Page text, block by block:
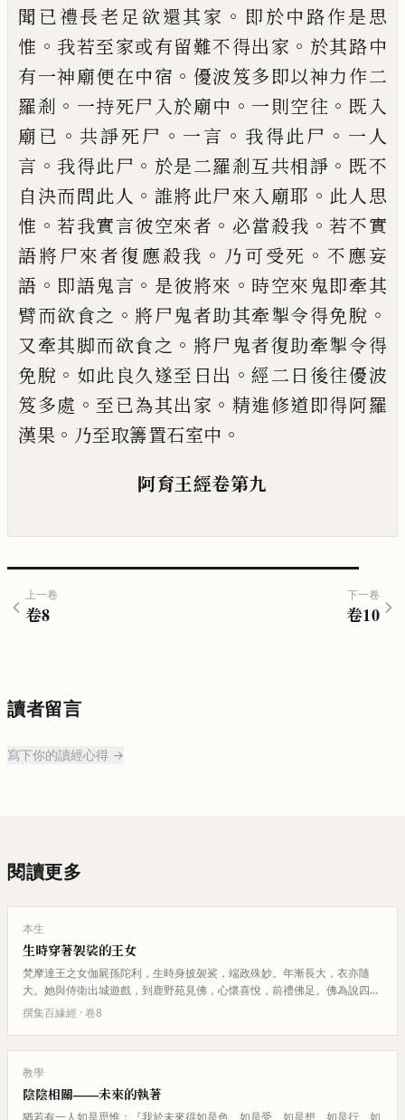
聞已禮長老足欲還其家 。 即於中路作是思
惟 。 我若至家或有留難不得出家 。 於其路中
有一神廟便在中宿 。 優波笈多即以神力作二
羅剎 。 一持死尸入於廟中 。 一則空往 。 既入
廟已 。共諍死尸 。 一言 。 我得此尸 。 一人
言 。 我得此尸 。 於是二羅剎互共相諍 。 既不
自決而問此人 。 誰將此尸來入廟耶 。 此人思
惟 。若我實言彼空來者 。 必當殺我 。若不實
語將尸來者復應殺我 。 乃可受死 。 不應妄
語 。 即語鬼言 。 是彼將來 。 時空來鬼即牽其
臂而欲食之 。 將尸鬼者助其牽掣令得免脫 。
又牽其脚而欲食之 。 將尸鬼者復助牽掣令得
免脫 。 如此良久遂至日出 。 經二日後往優波
笈多處 。 至已為其出家 。 精進修道即得阿羅
漢果 。 乃至取籌置石室中 。
阿育王經卷第九
上一卷
卷8
下一卷
卷10
讀者留言
寫下你的讀經心得 →
閱讀更多
本生
生時穿著袈裟的王女
梵摩達王之女伽屍孫陀利，生時身披袈裟，端政殊妙。年漸長大，衣亦隨
大。她與侍衛出城遊戲，到鹿野苑見佛，心懷喜悅，前禮佛足。佛為說四諦
法，得須陀洹果。她懇求父王聽她…
撰集百緣經 · 卷8
教學
陰陰相關——未來的執著
猶若有一人如是思惟：『我於未來得如是色、如是受、如是想、如是行、如